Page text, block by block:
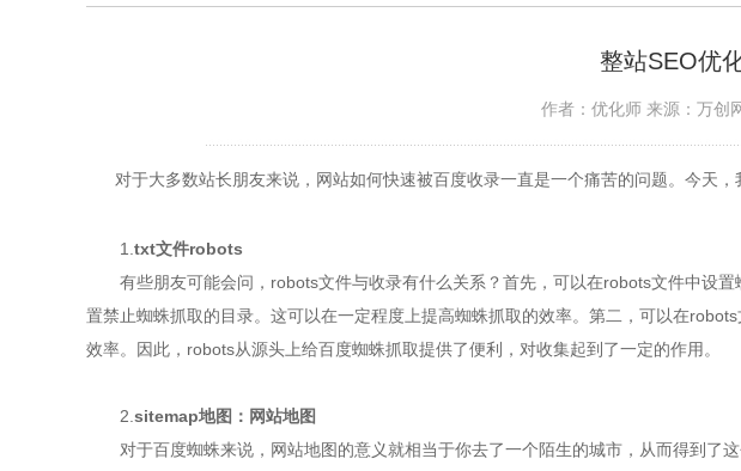
整站SEO优
作者：优化师 来源：万创
对于大多数站长朋友来说，网站如何快速被百度收录一直是一个痛苦的问题。今天，
1. txt文件robots
有些朋友可能会问，robots文件与收录有什么关系？首先，可以在robots文件中设置
置禁止蜘蛛抓取的目录。这可以在一定程度上提高蜘蛛抓取的效率。第二，可以在
效率。因此，robots从源头上给百度蜘蛛抓取提供了便利，对收集起到了一定的作用。
2. sitemap地图：网站地图
对于百度蜘蛛来说，网站地图的意义就相当于你去了一个陌生的城市，从而得到了